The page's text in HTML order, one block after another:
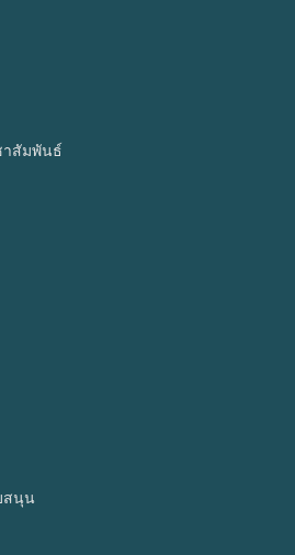
าสัมพันธ์
สนุน